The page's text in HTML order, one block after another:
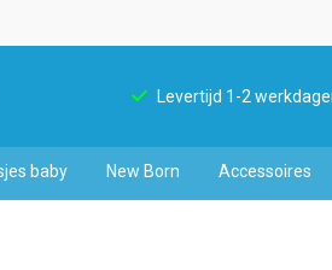
Levertijd 1-2
baby New Born Accessoires